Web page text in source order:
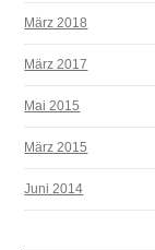
März 2018
März 2017
Mai 2015
März 2015
Juni 2014